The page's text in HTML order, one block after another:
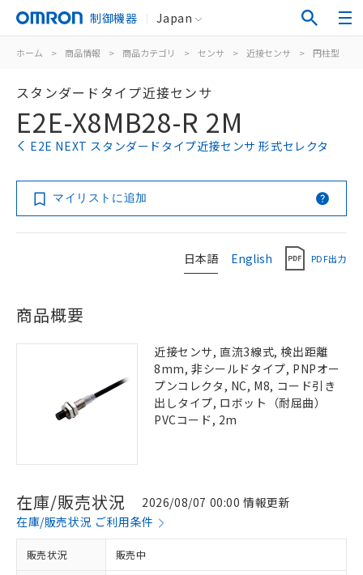
制御機器 Japan
ホーム > 商品情報 > 商品カテゴリ > センサ > 近接センサ > 円柱型
スタンダードタイプ近接センサ
E2E-X8MB28-R 2M
E2E NEXT スタンダードタイプ近接センサ 形式セレクタ
マイリストに追加
日本語 English PDF出力
商品概要
近接センサ, 直流3線式, 検出距離
8mm, 非シールドタイプ, PNPオー
プンコレクタ, NC, M8, コード引き
出しタイプ, ロボット（耐屈曲）
PVCコード, 2m
在庫/販売状況
2026/08/07 00:00 情報更新
在庫/販売状況 ご利用条件
販売状況 販売中